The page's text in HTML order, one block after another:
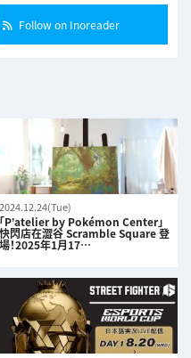
Follow on Inoreader
2024.12.24(Tue)
「P’atelier by Pokémon Center」
快閃店在澀谷 Scramble Square 登
場！2025年1月17…